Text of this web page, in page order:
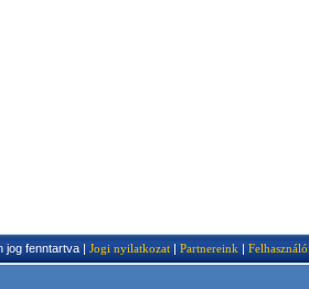
jog fenntartva | Jogi nyilatkozat | Partnereink |